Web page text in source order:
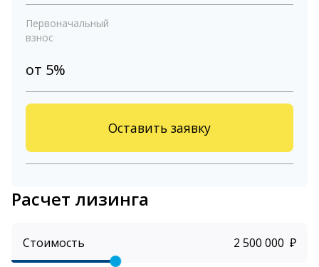
Первоначальный
взнос
от 5%
Оставить заявку
Расчет лизинга
Стоимость ₽